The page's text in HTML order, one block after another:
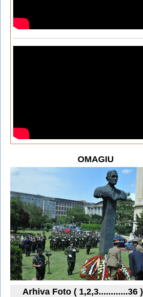
OMAGIU
Arhiva Foto ( 1,2,3............36 )